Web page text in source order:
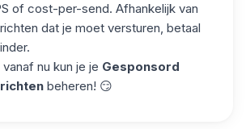
of cost-per-send. Afhankelijk van
dat je moet versturen, betaal
nu kun je je Gesponsord
beheren! 😏